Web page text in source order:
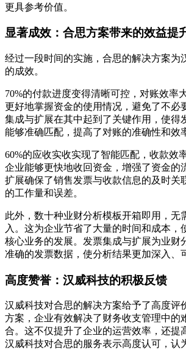
更具参考价值。
显著成效：合思方案带来的效益提
经过一段时间的实施，合思的解决方案为
的成效。
70%的付款进度变得清晰可控，对账效率
更好地掌握资金的使用情况，避免了不必
集成与扩展在其中起到了关键作用，使得
能够准确匹配，提高了对账的准确性和效
60%的应收实收实现了智能匹配，收款效
企业能够更快地收回资金，增强了资金的
扩展确保了销售发票与收款信息的及时关
的工作量和误差。
此外，数十种业财分析模板开箱即用，无
入。这为企业节省了大量的时间和成本，
核心业务的发展。发票集成与扩展为业财
准确的发票数据，使分析结果更加深入、
高度赞誉：汉威科技的积极反馈
汉威科技对合思的解决方案给予了高度评
方案，企业有效解决了财务收支管理中的
合。这不仅提升了企业的运营效率，还提
汉威科技对合思的服务表示高度认可，认